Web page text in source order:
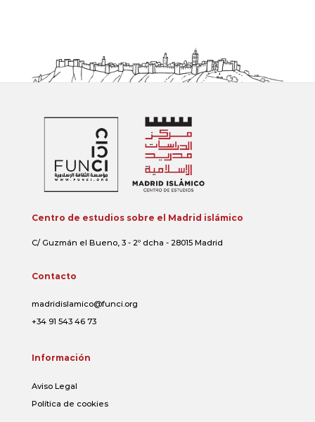
Centro de estudios sobre el Madrid islámico
C/ Guzmán el Bueno, 3 - 2º dcha - 28015 Madrid
Contacto
madridislamico@funci.org
+34 91 543 46 73
Información
Aviso Legal
Política de cookies